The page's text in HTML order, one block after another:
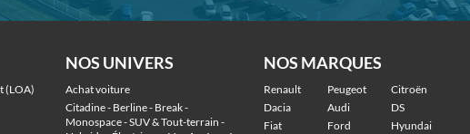
(LOA)
NOS UNIVERS
Achat voiture
Citadine - Berline - Break -
Monospace - SUV & Tout-terrain -
NOS MARQUES
Renault Peugeot
Citroën
Dacia
Audi
DS
Fiat
Ford Hyundai